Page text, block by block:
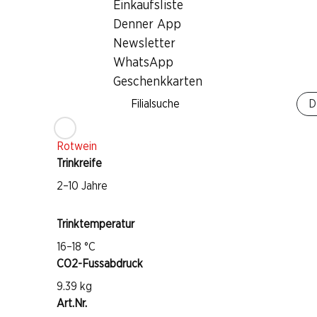
Einkaufsliste
Denner App
Newsletter
WhatsApp
Geschenkkarten
Filialsuche
Wissenswertes
Nero d'Avola
Nerello Mascalese
Weintyp
Rotwein
Trinkreife
2–10 Jahre
Trinktemperatur
16–18 °C
CO2-Fussabdruck
9.39 kg
Art.Nr.